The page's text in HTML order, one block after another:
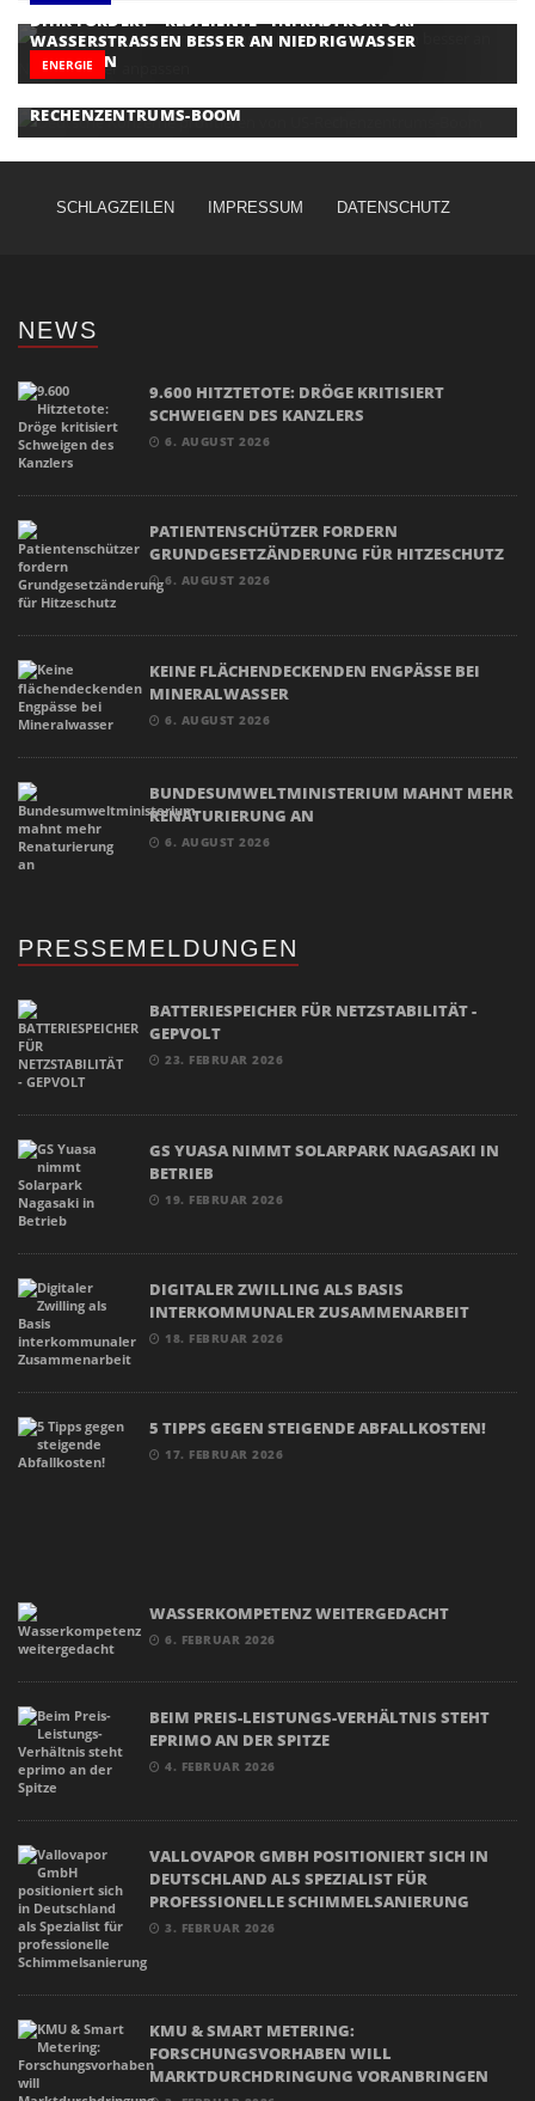
DIHK FORDERT ''RESILIENTE'' INFRASTRUKTUR:
WASSERSTRASSEN BESSER AN NIEDRIGWASSER A
NPASSEN
ENERGIE
RECHENZENTRUMS-BOOM
SCHLAGZEILEN IMPRESSUM DATENSCHUTZ
NEWS
9.600 HITZTETOTE: DRÖGE KRITISIERT
SCHWEIGEN DES KANZLERS
6. AUGUST 2026
PATIENTENSCHÜTZER FORDERN
GRUNDGESETZÄNDERUNG FÜR HITZESCHUTZ
6. AUGUST 2026
KEINE FLÄCHENDECKENDEN ENGPÄSSE BEI
MINERALWASSER
6. AUGUST 2026
BUNDESUMWELTMINISTERIUM MAHNT MEHR
RENATURIERUNG AN
6. AUGUST 2026
PRESSEMELDUNGEN
BATTERIESPEICHER FÜR NETZSTABILITÄT -
GEPVOLT
23. FEBRUAR 2026
GS YUASA NIMMT SOLARPARK NAGASAKI IN
BETRIEB
19. FEBRUAR 2026
DIGITALER ZWILLING ALS BASIS
INTERKOMMUNALER ZUSAMMENARBEIT
18. FEBRUAR 2026
5 TIPPS GEGEN STEIGENDE ABFALLKOSTEN!
17. FEBRUAR 2026
WASSERKOMPETENZ WEITERGEDACHT
6. FEBRUAR 2026
BEIM PREIS-LEISTUNGS-VERHÄLTNIS STEHT
EPRIMO AN DER SPITZE
4. FEBRUAR 2026
VALLOVAPOR GMBH POSITIONIERT SICH IN
DEUTSCHLAND ALS SPEZIALIST FÜR
PROFESSIONELLE SCHIMMELSANIERUNG
3. FEBRUAR 2026
KMU & SMART METERING:
FORSCHUNGSVORHABEN WILL
MARKTDURCHDRINGUNG VORANBRINGEN